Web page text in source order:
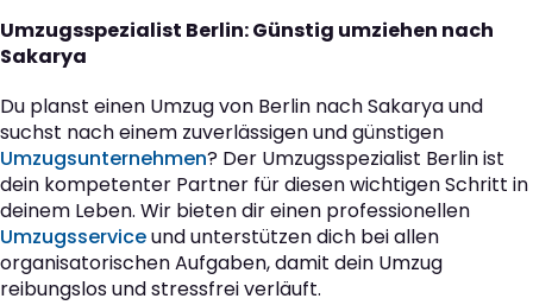
Umzugsspezialist Berlin: Günstig umziehen nach
Sakarya
Du planst einen Umzug von Berlin nach Sakarya und
suchst nach einem zuverlässigen und günstigen
Umzugsunternehmen? Der Umzugsspezialist Berlin ist
dein kompetenter Partner für diesen wichtigen Schritt in
deinem Leben. Wir bieten dir einen professionellen
Umzugsserviceund unterstützen dich bei allen
organisatorischen Aufgaben, damit dein Umzug
reibungslos und stressfrei verläuft.